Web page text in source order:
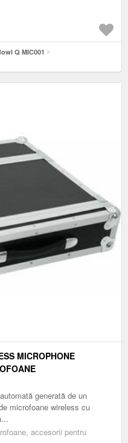
Q MIC001
MICROPHONE
generată de un
microfoane wireless cu
accesorii pentru